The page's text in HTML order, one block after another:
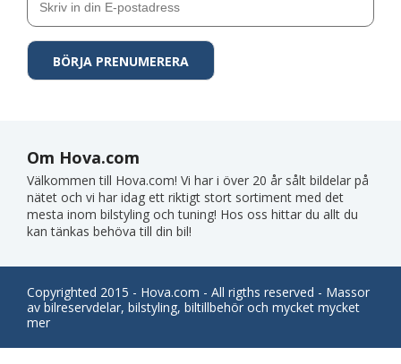
Om Hova.com
Välkommen till Hova.com! Vi har i över 20 år sålt bildelar på
nätet och vi har idag ett riktigt stort sortiment med det
mesta inom bilstyling och tuning! Hos oss hittar du allt du
kan tänkas behöva till din bil!
Copyrighted 2015 - Hova.com - All rigths reserved - Massor
av bilreservdelar, bilstyling, biltillbehör och mycket mycket
mer